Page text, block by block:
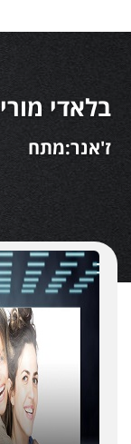
בלאדי מורי
ז'אנר:מתח